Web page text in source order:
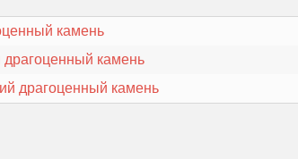
камень
драгоценный камень
драгоценный камень